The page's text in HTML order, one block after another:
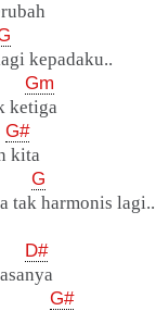
kepadaku..
Gm
ketiga
G#
kita
G
tak harmonis lagi..
D#
G#